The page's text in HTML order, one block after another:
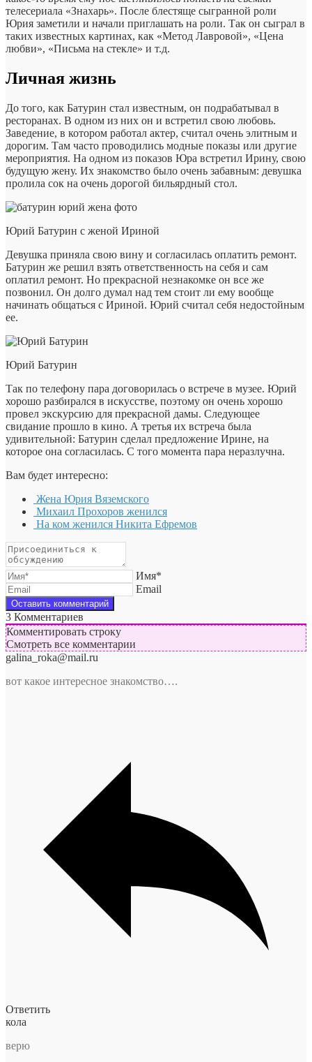
телесериала «Знахарь». После блестяще сыгранной роли
Юрия заметили и начали приглашать на роли. Так он сыграл в
таких известных картинах, как «Метод Лавровой», «Цена
любви», «Письма на стекле» и т.д.
Личная жизнь
До того, как Батурин стал известным, он подрабатывал в
ресторанах. В одном из них он и встретил свою любовь.
Заведение, в котором работал актер, считал очень элитным и
дорогим. Там часто проводились модные показы или другие
мероприятия. На одном из показов Юра встретил Ирину, свою
будущую жену. Их знакомство было очень забавным: девушка
пролила сок на очень дорогой бильярдный стол.
Юрий Батурин с женой Ириной
Девушка приняла свою вину и согласилась оплатить ремонт.
Батурин же решил взять ответственность на себя и сам
оплатил ремонт. Но прекрасной незнакомке он все же
позвонил. Он долго думал над тем стоит ли ему вообще
начинать общаться с Ириной. Юрий считал себя недостойным
ее.
Юрий Батурин
Так по телефону пара договорилась о встрече в музее. Юрий
хорошо разбирался в искусстве, поэтому он очень хорошо
провел экскурсию для прекрасной дамы. Следующее
свидание прошло в кино. А третья их встреча была
удивительной: Батурин сделал предложение Ирине, на
которое она согласилась. С того момента пара неразлучна.
Вам будет интересно:
Жена Юрия Вяземского
Михаил Прохоров женился
На ком женился Никита Ефремов
Имя*
Email
3 Комментариев
Комментировать строку
Смотреть все комментарии
galina_roka@mail.ru
вот какое интересное знакомство….
Ответить
кола
верю